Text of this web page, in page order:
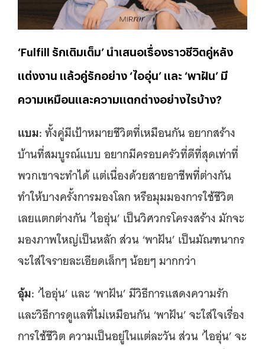
‘Fulfill รักเติมเต็ม’ นำเสนอเรื่องราวชีวิตคู่หลัง
แต่งงาน แล้วคู่รักอย่าง ‘ไออุ่น’ และ ‘พาฝัน’ มี
ความเหมือนและความแตกต่างอย่างไรบ้าง?
แบม:ทั้งคู่มีเป้าหมายชีวิตที่เหมือนกัน อยากสร้าง
บ้านที่สมบูรณ์แบบ อยากมีครอบครัวที่ดีที่สุดเท่าที่
พวกเขาจะทำได้ แต่เนื่องด้วยสายอาชีพที่ต่างกัน
ทำให้บางครั้งการมองโลก หรือมุมมองการใช้ชีวิต
เลยแตกต่างกัน ‘ไออุ่น’ เป็นวิศวกรโครงสร้าง มักจะ
มองภาพใหญ่เป็นหลัก ส่วน ‘พาฝัน’ เป็นมัณฑนากร
จะใส่ใจรายละเอียดเล็กๆ น้อยๆ มากกว่า
อุ้ม: ‘ไออุ่น’ และ ‘พาฝัน’ มีวิธีการแสดงความรัก
และวิธีการดูแลที่ไม่เหมือนกัน ‘พาฝัน’ จะใส่ใจเรื่อง
การใช้ชีวิต ความเป็นอยู่ในแต่ละวัน ส่วน ‘ไออุ่น’ จะ